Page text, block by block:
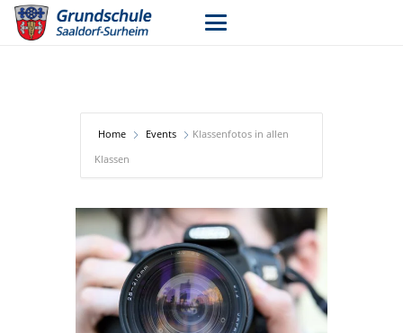
Home Events
Klassenfotos in allen
Klassen